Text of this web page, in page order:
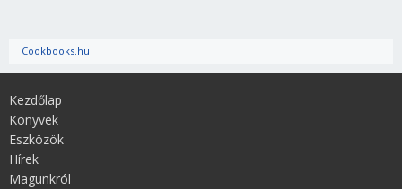
Cookbooks.hu
Kezdőlap
Könyvek
Eszközök
Hírek
Magunkról